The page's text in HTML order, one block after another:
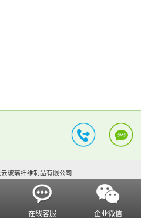
玻璃纤维制品有限公司
在线客服 企业微信